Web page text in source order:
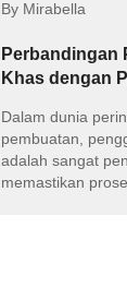
By Mirabella
Perbandingan
Khas dengan
Dalam dunia
pembuatan,
adalah sangat
memastikan